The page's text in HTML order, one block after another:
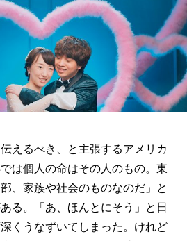
えるべき、と主張するアメリカ
は個人の命はその人のもの。東
、家族や社会のものなのだ」と
る。「あ、ほんとにそう」と日
くうなずいてしまった。けれど